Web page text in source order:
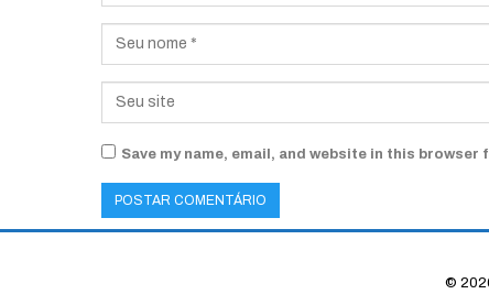
Save my name, email, and website in this
©